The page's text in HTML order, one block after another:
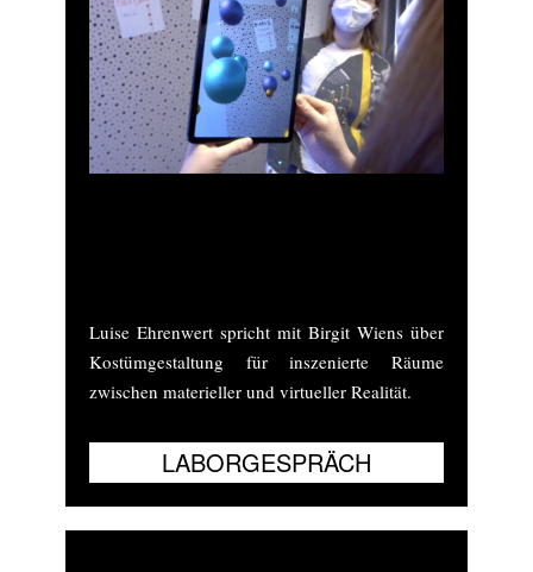
Luise Ehrenwert spricht mit Birgit Wiens über
Kostümgestaltung für inszenierte Räume
zwischen materieller und virtueller Realität.